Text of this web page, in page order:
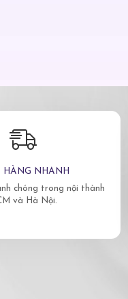
HÀNG NHANH
chóng trong nội thành
và Hà Nội.